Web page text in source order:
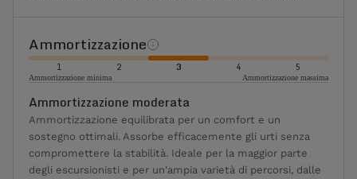
Ammortizzazione
1 2 3 4 5
Ammortizzazione minima Ammortizzazione massima
Ammortizzazione moderata
Ammortizzazione equilibrata per un comfort e un
sostegno ottimali. Assorbe efficacemente gli urti senza
compromettere la stabilità. Ideale per la maggior parte
degli escursionisti e per un'ampia varietà di percorsi, dalle